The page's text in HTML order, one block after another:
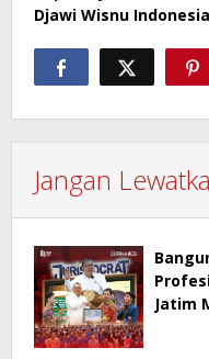
Djawi Wisnu Indonesia
Jangan
Jatim